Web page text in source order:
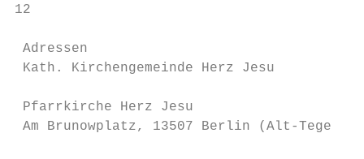
12                                          Herz
Adressen
Kath. Kirchengemeinde Herz Jesu
Pfarrkirche Herz Jesu
Am Brunowplatz, 13507 Berlin (Alt-Tegel)